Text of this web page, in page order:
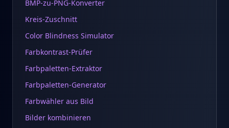
BMP-zu-PNG-Konverter
Kreis-Zuschnitt
Color Blindness Simulator
Farbkontrast-Prüfer
Farbpaletten-Extraktor
Farbpaletten-Generator
Farbwähler aus Bild
Bilder kombinieren